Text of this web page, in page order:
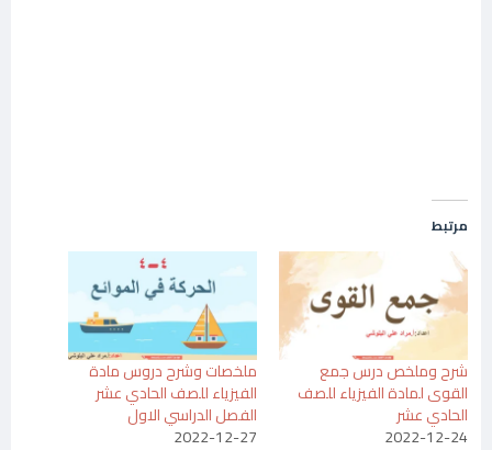
مرتبط
شرح وملخص درس جمع
القوى لمادة الفيزياء للصف
الحادي عشر
2022-12-24
ملخصات وشرح دروس مادة
الفيزياء للصف الحادي عشر
الفصل الدراسي الاول
2022-12-27